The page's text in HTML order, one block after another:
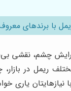
با برندهای
چشم، نقشی
ریمل در
نیازهایتان یاری